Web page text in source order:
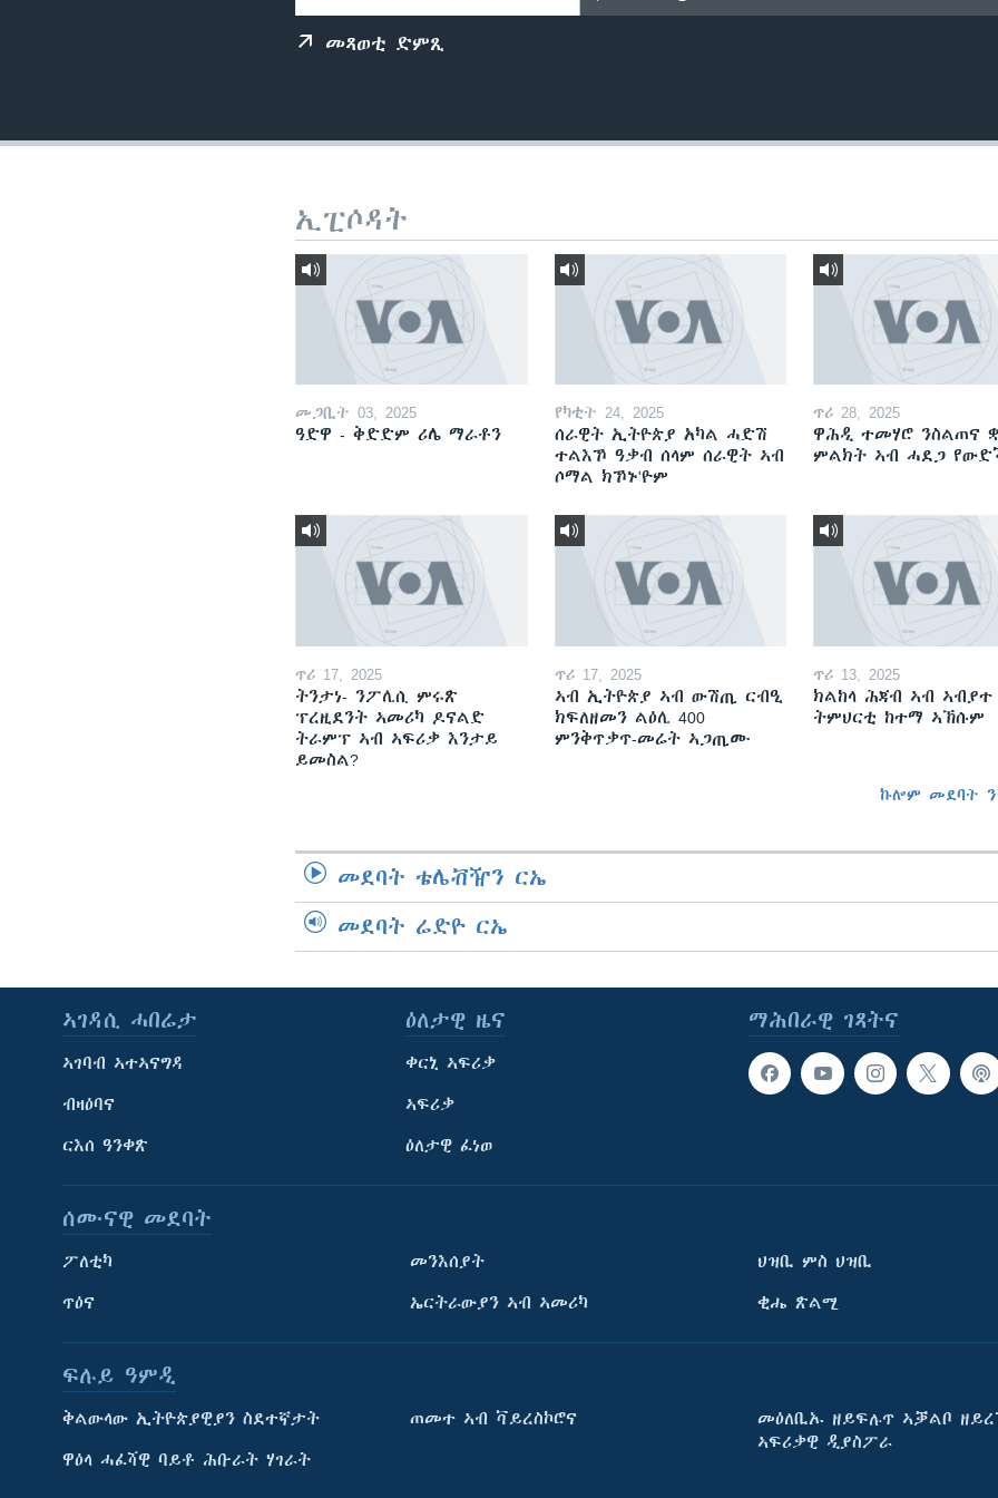
ትምህርቲ እንግሊዝኛ
ማሕበራዊ ገጻትና
መጻወቲ ድምጺ
ኢፒሶዳት
መጋቢት 03, 2025
ዓድዋ - ቅድድም ሪሌ ማራቶን
የካቲት 24, 2025
ሰራዊት ኢትዮጵያ አካል ሓድሽ
ተልእኾ ዓቃብ ሰላም ሰራዊት ኣብ
ሶማል ክኾኑ'ዮም
ጥሪ 28, 2025
ዋሕዲ ተመሃሮ ንስልጠና
ምልክት ኣብ ሓደጋ
ጥሪ 17, 2025
ትንታነ- ንፖሊሲ ምሩጽ
ፕረዚደንት ኣመሪካ ዶናልድ
ትራምፕ ኣብ ኣፍሪቃ እንታይ
ይመስል?
ጥሪ 17, 2025
ኣብ ኢትዮጵያ ኣብ ውሽጢ ርብዒ
ክፍለዘመን ልዕሊ 400
ምንቅጥቃጥ-መሬት ኣጋጢሙ
ጥሪ 13, 2025
ክልከላ ሕጃብ ኣብ ኣብያተ
ትምህርቲ ከተማ ኣኽሱም
ኩሎም መደባት
መደባት ቴሌቭዥን ርኤ
መደባት ሬድዮ ርኤ
ማሕበራዊ ገጻትና
ኣገዳሲ ሓበሬታ
ኣገባብ ኣተኣናግዳ
ብዛዕባና
ርእሰ ዓንቀጽ
ዕለታዊ ዜና
ቀርኒ ኣፍሪቃ
ኣፍሪቃ
ዕለታዊ ፈነወ
ሰሙናዊ መደባት
ፖለቲካ
ጥዕና
መንእሰያት
ኤርትራውያን ኣብ ኣመሪካ
ህዝቢ ምስ ህዝቢ
ቂሔ ጽልሚ
ፍሉይ ዓምዲ
ቅልውላው ኢትዮጵያዊያን ስደተኛታት
ዋዕላ ሓፈሻዊ ባይቶ ሕቡራት ሃገራት
ጠመተ ኣብ ቫይረስኮሮና
መዕለቢኡ ዘይፍሉጥ ኣቓልቦ
ኣፍሪቃዊ ዲያስፖራ